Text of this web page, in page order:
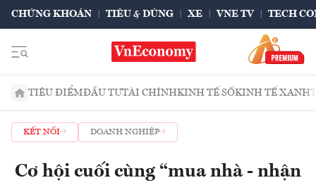
CHỨNG KHOÁN TIÊU & DÙNG XE VNE TV TECH
TIÊU ĐIỂMĐẦU TƯTÀI CHÍNHKINH TẾ SỐKINH TẾ XANH
KẾT NỐI DOANH NGHIỆP
Cơ hội cuối cùng “mua nhà - nhận